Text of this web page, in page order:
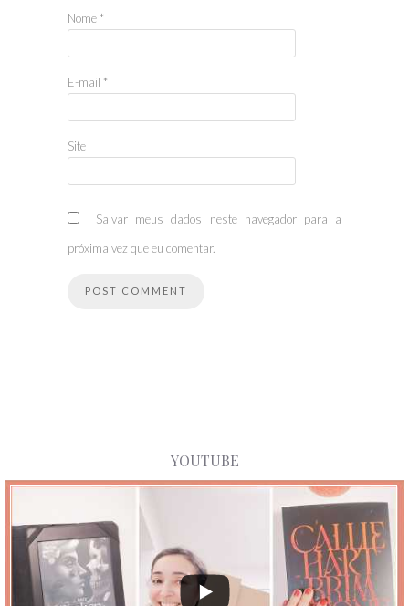
Nome *
E-mail *
Site
Salvar meus dados neste navegador para a
próxima vez que eu comentar.
YOUTUBE